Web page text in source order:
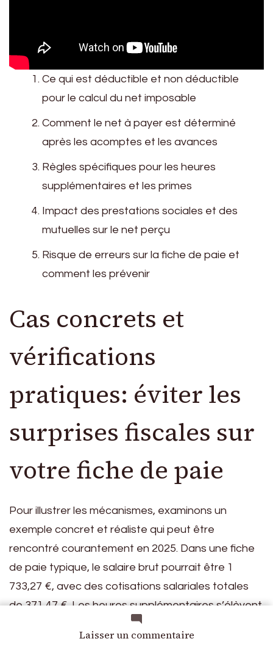
Laisser un commentairesur
Ce qui est déductible et non déductible
pour le calcul du net imposable
Comment le net à payer est déterminé
après les acomptes et les avances
Règles spécifiques pour les heures
supplémentaires et les primes
Impact des prestations sociales et des
mutuelles sur le net perçu
Risque de erreurs sur la fiche de paie et
comment les prévenir
Cas concrets et
vérifications
pratiques: éviter les
surprises fiscales sur
votre fiche de paie
Pour illustrer les mécanismes, examinons un
exemple concret et réaliste qui peut être
rencontré courantement en 2025. Dans une fiche
de paie typique, le salaire brut pourrait être 1
733,27 €, avec des cotisations salariales totales
de 371,47 €. Les heures supplémentaires s’élèvent
à 68,60 €. À cela s’ajoutent des éléments non